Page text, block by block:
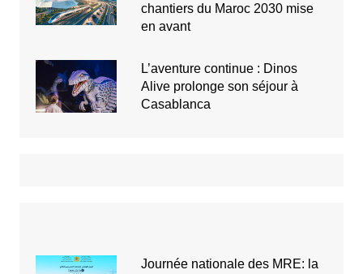
chantiers du Maroc 2030 mise
en avant
L’aventure continue : Dinos
Alive prolonge son séjour à
Casablanca
Journée nationale des MRE: la